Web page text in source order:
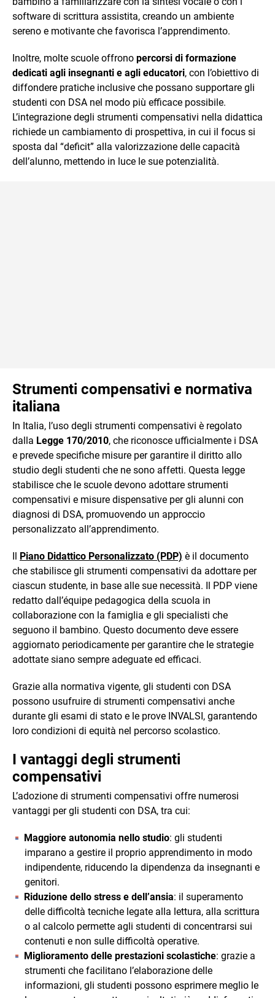
software di scrittura assistita, creando un ambiente
sereno e motivante che favorisca l’apprendimento.
Inoltre, molte scuole offrono percorsi di formazione
dedicati agli insegnanti e agli educatori, con l’obiettivo di
diffondere pratiche inclusive che possano supportare gli
studenti con DSA nel modo più efficace possibile.
L’integrazione degli strumenti compensativi nella didattica
richiede un cambiamento di prospettiva, in cui il focus si
sposta dal “deficit” alla valorizzazione delle capacità
dell’alunno, mettendo in luce le sue potenzialità.
Strumenti compensativi e normativa
italiana
In Italia, l’uso degli strumenti compensativi è regolato
dalla Legge 170/2010, che riconosce ufficialmente i DSA
e prevede specifiche misure per garantire il diritto allo
studio degli studenti che ne sono affetti. Questa legge
stabilisce che le scuole devono adottare strumenti
compensativi e misure dispensative per gli alunni con
diagnosi di DSA, promuovendo un approccio
personalizzato all’apprendimento.
Il Piano Didattico Personalizzato (PDP) è il documento
che stabilisce gli strumenti compensativi da adottare per
ciascun studente, in base alle sue necessità. Il PDP viene
redatto dall’équipe pedagogica della scuola in
collaborazione con la famiglia e gli specialisti che
seguono il bambino. Questo documento deve essere
aggiornato periodicamente per garantire che le strategie
adottate siano sempre adeguate ed efficaci.
Grazie alla normativa vigente, gli studenti con DSA
possono usufruire di strumenti compensativi anche
durante gli esami di stato e le prove INVALSI, garantendo
loro condizioni di equità nel percorso scolastico.
I vantaggi degli strumenti
compensativi
L’adozione di strumenti compensativi offre numerosi
vantaggi per gli studenti con DSA, tra cui:
Maggiore autonomia nello studio: gli studenti
imparano a gestire il proprio apprendimento in modo
indipendente, riducendo la dipendenza da insegnanti e
genitori.
Riduzione dello stress e dell’ansia: il superamento
delle difficoltà tecniche legate alla lettura, alla scrittura
o al calcolo permette agli studenti di concentrarsi sui
contenuti e non sulle difficoltà operative.
Miglioramento delle prestazioni scolastiche: grazie a
strumenti che facilitano l’elaborazione delle
informazioni, gli studenti possono esprimere meglio le